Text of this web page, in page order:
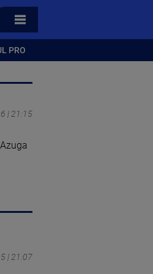
TOATE CATEGORIILE
PRO
| 21:15
| 21:07